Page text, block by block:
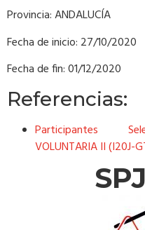
Provincia: ANDALUCÍA
Fecha de inicio: 27/10/2020
Fecha de fin: 01/12/2020
Referencias:
Participantes
VOLUNTARIA II (I20J-